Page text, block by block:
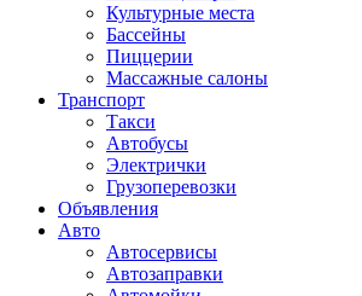
Культурные места
Бассейны
Пиццерии
Массажные салоны
Транспорт
Такси
Автобусы
Электрички
Грузоперевозки
Объявления
Авто
Автосервисы
Автозаправки